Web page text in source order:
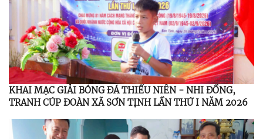
KHAI MẠC GIẢI BÓNG ĐÁ THIẾU NIÊN - NHI ĐỒNG,
TRANH CÚP ĐOÀN XÃ SƠN TỊNH LẦN THỨ I NĂM 2026